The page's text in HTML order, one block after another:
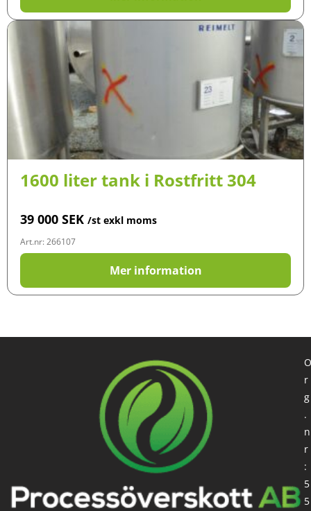
1600 liter tank i Rostfritt 304
39 000 SEK /st exkl moms
Art.nr: 266107
Mer information
O
r
g
.
n
r
:
5
5